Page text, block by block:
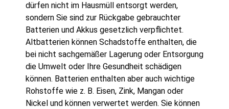
dürfen nicht im Hausmüll entsorgt werden,
sondern Sie sind zur Rückgabe gebrauchter
Batterien und Akkus gesetzlich verpflichtet.
Altbatterien können Schadstoffe enthalten, die
bei nicht sachgemäßer Lagerung oder Entsorgung
die Umwelt oder Ihre Gesundheit schädigen
können. Batterien enthalten aber auch wichtige
Rohstoffe wie z. B. Eisen, Zink, Mangan oder
Nickel und können verwertet werden. Sie können